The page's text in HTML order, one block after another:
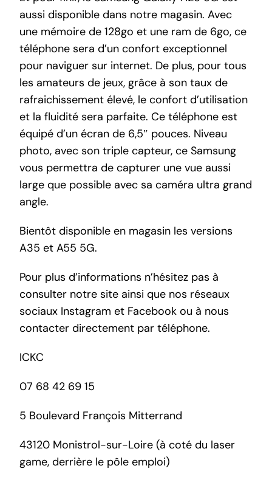
aussi disponible dans notre magasin. Avec
une mémoire de 128go et une ram de 6go, ce
téléphone sera d’un confort exceptionnel
pour naviguer sur internet. De plus, pour tous
les amateurs de jeux, grâce à son taux de
rafraichissement élevé, le confort d’utilisation
et la fluidité sera parfaite. Ce téléphone est
équipé d’un écran de 6,5″ pouces. Niveau
photo, avec son triple capteur, ce Samsung
vous permettra de capturer une vue aussi
large que possible avec sa caméra ultra grand
angle.
Bientôt disponible en magasin les versions
A35 et A55 5G.
Pour plus d’informations n’hésitez pas à
consulter notre siteainsi que nos réseaux
sociaux Instagram et Facebookou à nous
contacter directement par téléphone.
ICKC
07 68 42 69 15
5 Boulevard François Mitterrand
43120 Monistrol-sur-Loire (à coté du laser
game, derrière le pôle emploi)